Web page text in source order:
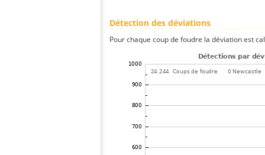
Détection des déviations
Pour chaque coup de foudre la déviation est